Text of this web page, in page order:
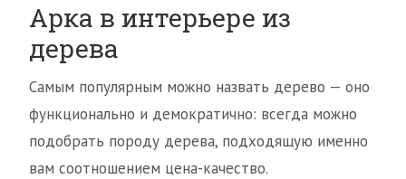
Арка в интерьере из
дерева
Самым популярным можно назвать дерево — оно
функционально и демократично: всегда можно
подобрать породу дерева, подходящую именно
вам соотношением цена-качество.